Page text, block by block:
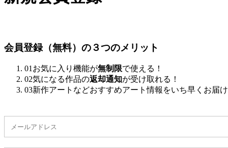
会員登録（無料）の３つのメリット
01 お気に入り機能が無制限で使える！
02気になる作品の返却通知が受け取れる！
03新作アートなどおすすめアート情報をいち早くお届